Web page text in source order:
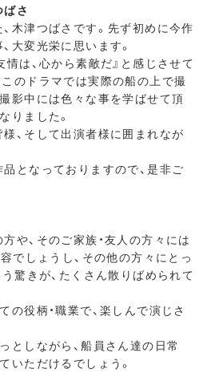
さ
木津つばさです。先ず初めに今作
大変光栄に思います。
情は、心から素敵だ』と感じさせて
のドラマでは実際の船の上で撮
影中には色々な事を学ばせて頂
りました。
、そして出演者様に囲まれなが
となっておりますので、是非ご
や、そのご家族・友人の方々には
容でしょうし、その他の方々にとっ
う驚きが、たくさん散りばめられて
の役柄・職業で、楽しんで演じさ
としながら、船員さん達の日常
いただけるでしょう。